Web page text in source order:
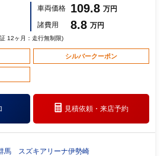
車両価格 109.8 万円
諸費用
8.8 万円
12ヶ月：走行無制限)
シルバークーポン
見積依頼・来店予約
馬 スズキアリーナ伊勢崎